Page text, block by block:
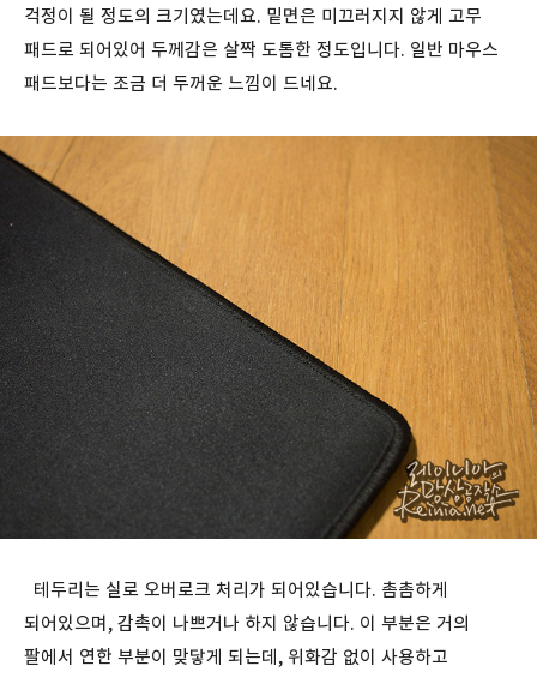
걱정이 될 정도의 크기였는데요. 밑면은 미끄러지지 않게 고무
패드로 되어있어 두께감은 살짝 도톰한 정도입니다. 일반 마우스
패드보다는 조금 더 두꺼운 느낌이 드네요.
테두리는 실로 오버로크 처리가 되어있습니다. 촘촘하게
되어있으며, 감촉이 나쁘거나 하지 않습니다. 이 부분은 거의
팔에서 연한 부분이 맞닿게 되는데, 위화감 없이 사용하고